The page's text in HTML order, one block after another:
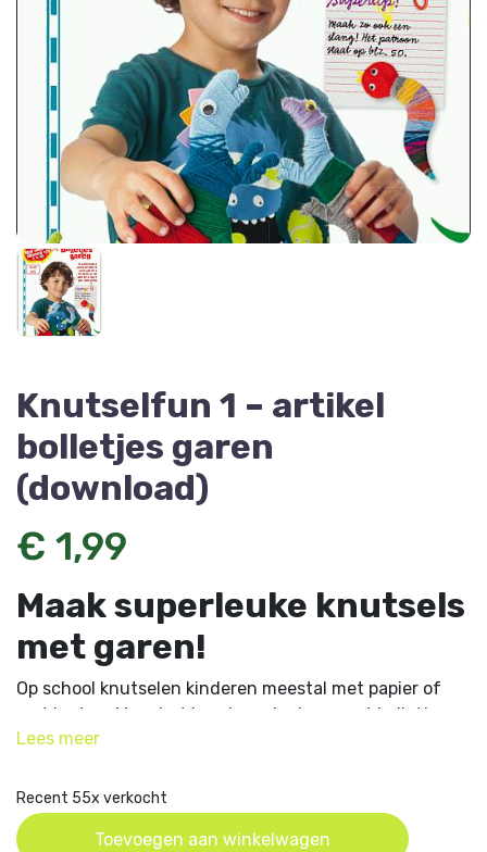
Knutselfun 1 – artikel
bolletjes garen
(download)
€ 1,99
Maak superleuke knutsels
met garen!
Op school knutselen kinderen meestal met papier of
met karton. Maar het is ook erg leuk om met bolletjes
garen aan de slag te gaan! Knutsel samen met de
stoere draken. IdeeÃ«n zijn er genoeg!
Kunnen jouw kinderen en jij geen genoeg krijgen van
Lees meer
Recent 55x verkocht
Toevoegen aan winkelwagen